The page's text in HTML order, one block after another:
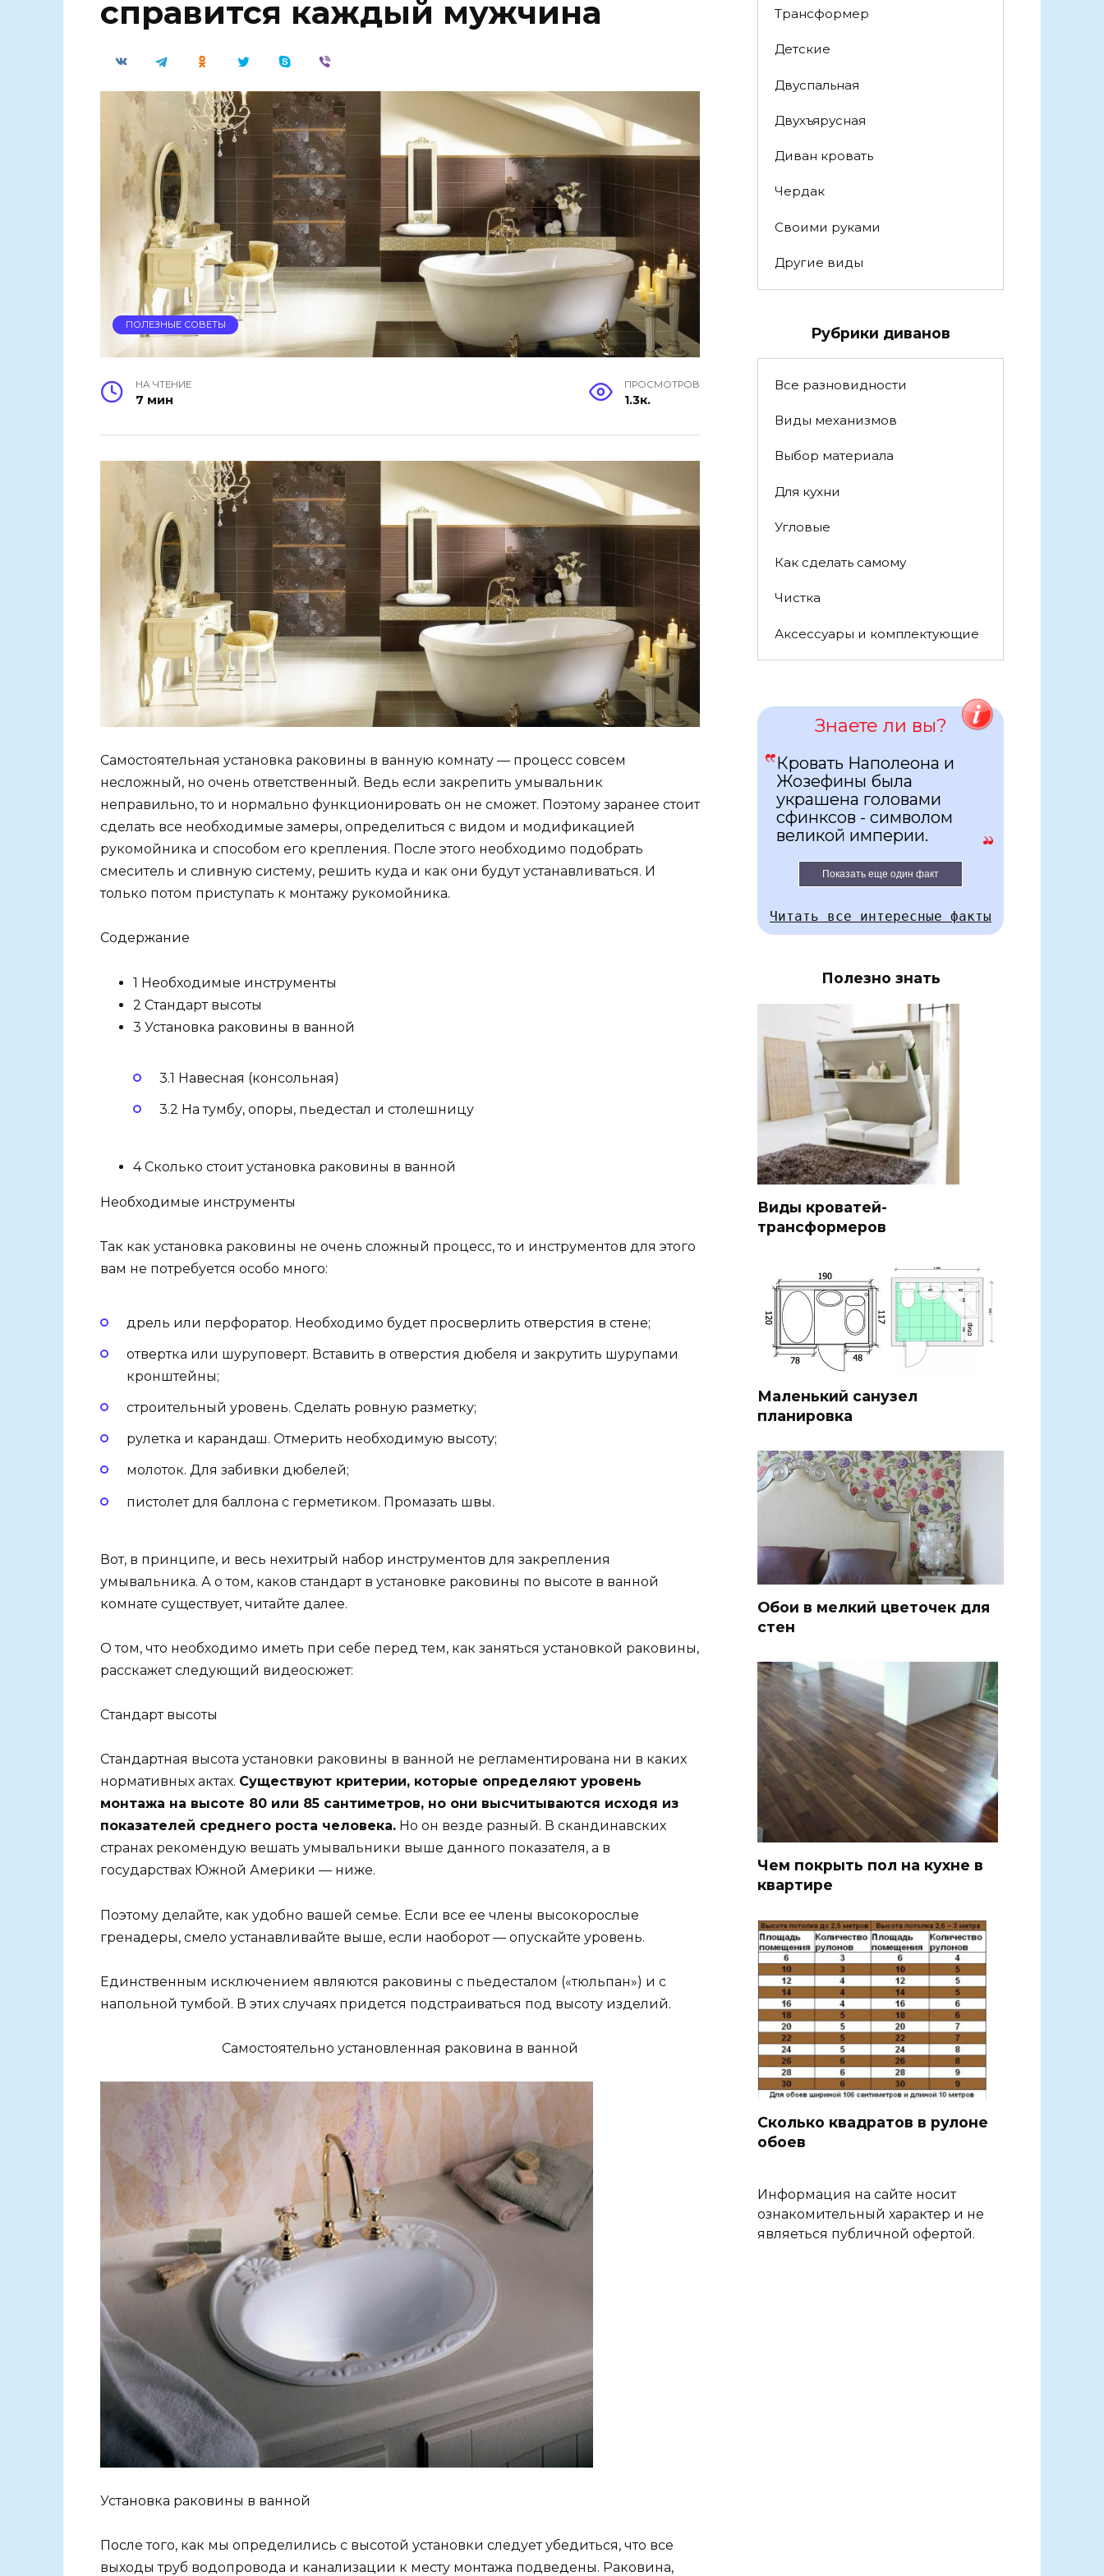
справится каждый мужчина
ПОЛЕЗНЫЕ СОВЕТЫ
НА ЧТЕНИЕ
7 мин
ПРОСМОТРОВ
1.3к.
Самостоятельная установка раковины в ванную комнату — процесс совсем
несложный, но очень ответственный. Ведь если закрепить умывальник
неправильно, то и нормально функционировать он не сможет. Поэтому заранее стоит
сделать все необходимые замеры, определиться с видом и модификацией
рукомойника и способом его крепления. После этого необходимо подобрать
смеситель и сливную систему, решить куда и как они будут устанавливаться. И
только потом приступать к монтажу рукомойника.
Содержание
1 Необходимые инструменты
2 Стандарт высоты
3 Установка раковины в ванной
3.1 Навесная (консольная)
3.2 На тумбу, опоры, пьедестал и столешницу
4 Сколько стоит установка раковины в ванной
Необходимые инструменты
Так как установка раковины не очень сложный процесс, то и инструментов для этого
вам не потребуется особо много:
дрель или перфоратор. Необходимо будет просверлить отверстия в стене;
отвертка или шуруповерт. Вставить в отверстия дюбеля и закрутить шурупами
кронштейны;
строительный уровень. Сделать ровную разметку;
рулетка и карандаш. Отмерить необходимую высоту;
молоток. Для забивки дюбелей;
пистолет для баллона с герметиком. Промазать швы.
Вот, в принципе, и весь нехитрый набор инструментов для закрепления
умывальника. А о том, каков стандарт в установке раковины по высоте в ванной
комнате существует, читайте далее.
О том, что необходимо иметь при себе перед тем, как заняться установкой раковины,
расскажет следующий видеосюжет:
Стандарт высоты
Стандартная высота установки раковины в ванной не регламентирована ни в каких
нормативных актах. Существуют критерии, которые определяют уровень
монтажа на высоте 80 или 85 сантиметров, но они высчитываются исходя из
показателей среднего роста человека. Но он везде разный. В скандинавских
странах рекомендую вешать умывальники выше данного показателя, а в
государствах Южной Америки — ниже.
Поэтому делайте, как удобно вашей семье. Если все ее члены высокорослые
гренадеры, смело устанавливайте выше, если наоборот — опускайте уровень.
Единственным исключением являются раковины с пьедесталом («тюльпан») и с
напольной тумбой. В этих случаях придется подстраиваться под высоту изделий.
Самостоятельно установленная раковина в ванной
Установка раковины в ванной
После того, как мы определились с высотой установки следует убедиться, что все
выходы труб водопровода и канализации к месту монтажа подведены. Раковина,
Трансформер
Детские
Двуспальная
Двухъярусная
Диван кровать
Чердак
Своими руками
Другие виды
Рубрики диванов
Все разновидности
Виды механизмов
Выбор материала
Для кухни
Угловые
Как сделать самому
Чистка
Аксессуары и комплектующие
Знаете ли вы?
Кровать Наполеона и
Жозефины была
украшена головами
сфинксов - символом
великой империи.
Показать еще один факт
Читать все интересные факты
Полезно знать
Виды кроватей-
трансформеров
Маленький санузел
планировка
Обои в мелкий цветочек для
стен
Чем покрыть пол на кухне в
квартире
Сколько квадратов в рулоне
обоев
Информация на сайте носит
ознакомительный характер и не
являеться публичной офертой.